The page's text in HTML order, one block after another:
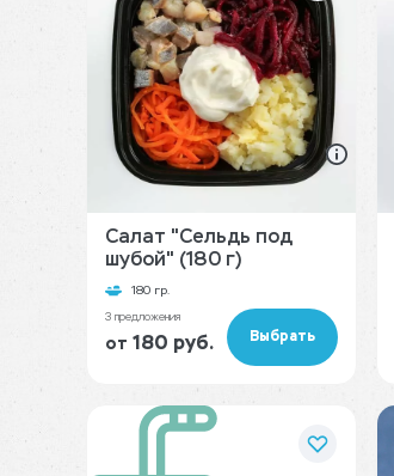
Салат "Сельдь под
шубой" (180 г)
180 гр.
3 предложения
от 180 руб. Выбрать